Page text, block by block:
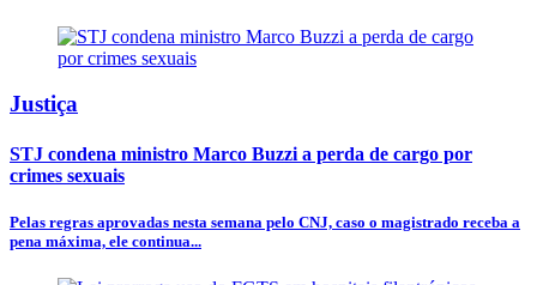
Justiça
STJ condena ministro Marco Buzzi a perda de cargo por
crimes sexuais
Pelas regras aprovadas nesta semana pelo CNJ, caso o magistrado receba a
pena máxima, ele continua...